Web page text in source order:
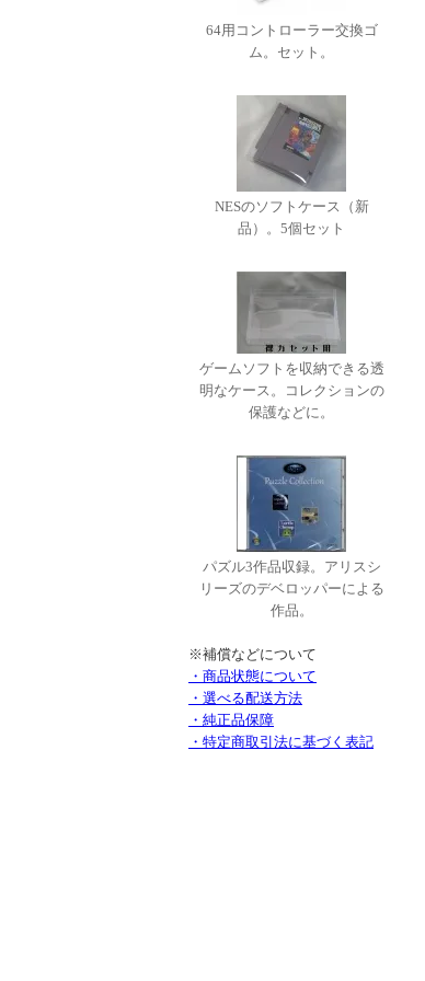
64用コントローラー交換ゴ
ム。セット。
NESのソフトケース（新
品）。5個セット
ゲームソフトを収納できる透
明なケース。コレクションの
保護などに。
パズル3作品収録。アリスシ
リーズのデベロッパーによる
作品。
※補償などについて
・商品状態について
・選べる配送方法
・純正品保障
・特定商取引法に基づく表記